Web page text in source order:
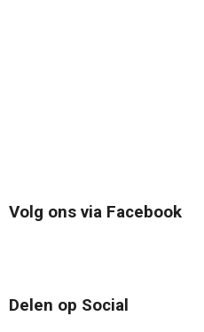
Volg ons via Facebook
Delen op Social